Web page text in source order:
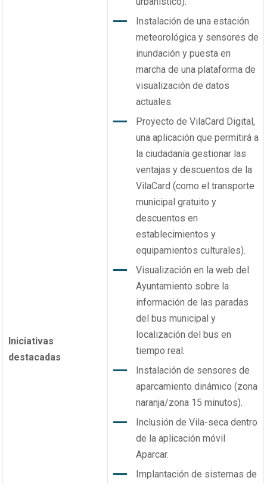
Iniciativas
destacadas
Instalación de una estación
meteorológica y sensores de
inundación y puesta en
marcha de una plataforma de
visualización de datos
actuales.
Proyecto de VilaCard Digital,
una aplicación que permitirá a
la ciudadanía gestionar las
ventajas y descuentos de la
VilaCard (como el transporte
municipal gratuito y
descuentos en
establecimientos y
equipamientos culturales).
Visualización en la web del
Ayuntamiento sobre la
información de las paradas
del bus municipal y
localización del bus en
tiempo real.
Instalación de sensores de
aparcamiento dinámico (zona
naranja/zona 15 minutos).
Inclusión de Vila-seca dentro
de la aplicación móvil
Aparcar.
Implantación de sistemas de